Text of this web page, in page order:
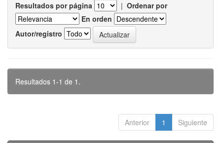
Resultados por página | Ordenar por
En orden
Autor/registro
Resultados 1-1 de 1.
Anterior 1 Siguiente